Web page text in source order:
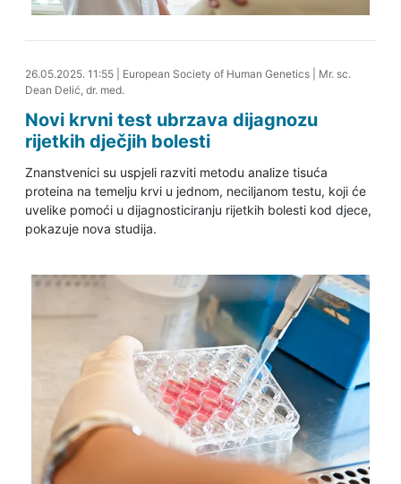
26.05.2025. 12:14
26.05.2025. 11:55| European Society of Human Genetics| Mr. sc.
Dean Delić, dr. med.
Novi krvni test ubrzava dijagnozu
rijetkih dječjih bolesti
Znanstvenici su uspjeli razviti metodu analize tisuća
proteina na temelju krvi u jednom, neciljanom testu, koji će
uvelike pomoći u dijagnosticiranju rijetkih bolesti kod djece,
pokazuje nova studija.